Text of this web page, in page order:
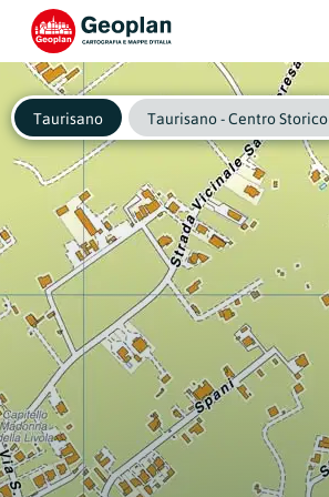
Taurisano Taurisano - Centro Storico